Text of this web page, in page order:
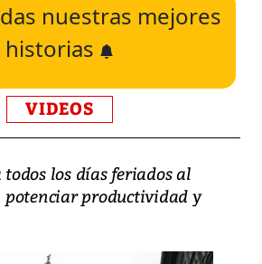
nuestras mejores
historias
VIDEOS
todos los días feriados al
potenciar productividad y